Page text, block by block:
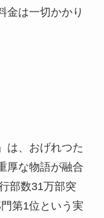
金は一切かかり
は、おげれつた
厚な物語が融合
部数31万部突
第1位という実